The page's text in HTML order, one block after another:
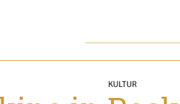
KULTUR